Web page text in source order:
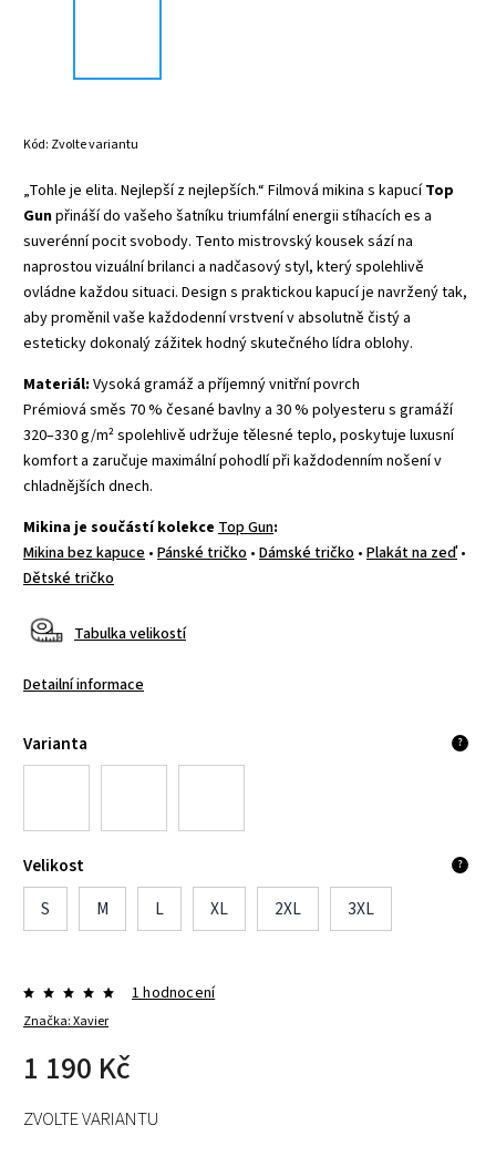
Kód: Zvolte variantu
„Tohle je elita. Nejlepší z nejlepších.“ Filmová mikina s kapucíTop
Gunpřináší do vašeho šatníku triumfální energii stíhacích es a
suverénní pocit svobody. Tento mistrovský kousek sází na
naprostou vizuální brilanci a nadčasový styl, který spolehlivě
ovládne každou situaci. Design s praktickou kapucí je navržený tak,
aby proměnil vaše každodenní vrstvení v absolutně čistý a
esteticky dokonalý zážitek hodný skutečného lídra oblohy.
Materiál: Vysoká gramáž a příjemný vnitřní povrch
Prémiová směs 70 % česané bavlny a 30 % polyesteru s gramáží
320–330 g/m² spolehlivě udržuje tělesné teplo, poskytuje luxusní
komfort a zaručuje maximální pohodlí při každodenním nošení v
chladnějších dnech.
Mikina je součástí kolekce Top Gun:
Mikina bez kapuce • Pánské tričko • Dámské tričko • Plakát na zeď•
Dětské tričko
Tabulka velikostí
Detailní informace
Varianta ?
Velikost ?
S M L XL 2XL 3XL
Značka:Xavier
1 hodnocení
1 190 Kč
ZVOLTE VARIANTU